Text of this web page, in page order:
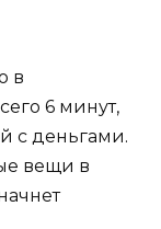
в
6 минут,
с деньгами.
вещи в